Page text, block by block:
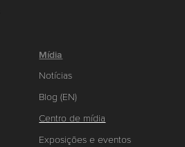
Mídia
Notícias
Blog (EN)
Centro de mídia
Exposições e eventos